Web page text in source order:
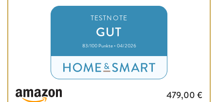
TESTNOTE
GUT
83/100 Punkte • 04/2026
479,00 €